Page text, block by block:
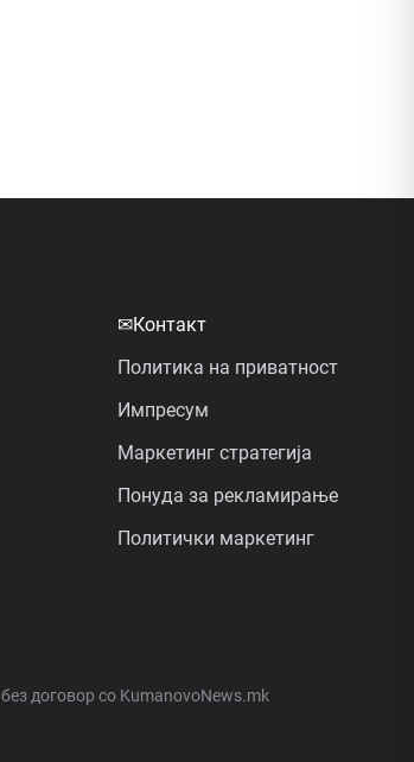
✉Контакт
Политика на приватност
Импресум
Маркетинг стратегија
Понуда за рекламирање
Политички маркетинг
договор со KumanovoNews.mk